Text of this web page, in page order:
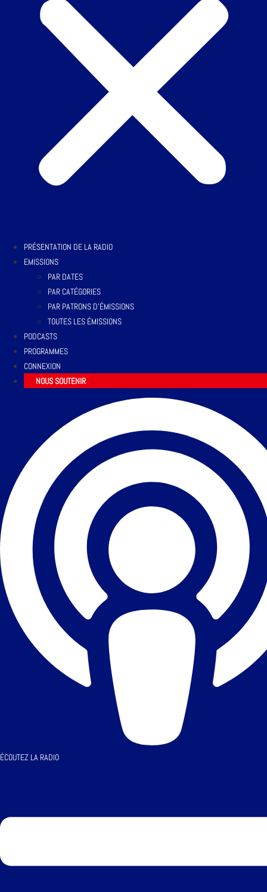
PRÉSENTATION DE LA RADIO
EMISSIONS
PAR DATES
PAR CATÉGORIES
PAR PATRONS D’ÉMISSIONS
TOUTES LES ÉMISSIONS
PODCASTS
PROGRAMMES
CONNEXION
NOUS SOUTENIR
ÉCOUTEZ LA RADIO